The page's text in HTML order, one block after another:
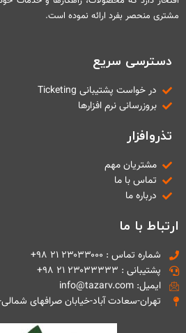
مشتری منحصر بفرد ارائه نموده است.
دسترسی سریع
در خواست پشتیبانی Ticketing
بروزرسانی نرم افزارها
تذروافزار
مشتریان مهم
تماس با ما
درباره ما
ارتباط با ما
شماره تماس : ۲۳۰۳۳۰۰۰ ۲۱ ۹۸+
پشتیبانی : ۲۳۰۳۳۳۳۳ ۲۱ ۹۸+
ایمیل: info@tazarv.com
تهران-سعادت آباد-خیابان صرافهای شمالی- نبش